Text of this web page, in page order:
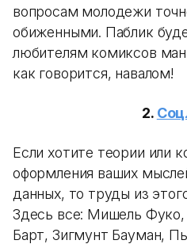
вопросам молодежи
обиженными. Паблик
любителям комиксов
как говорится, навалом!
2.
Если хотите теории или
оформления ваших
данных, то труды из
Здесь все: Мишель Фуко,
Барт, Зигмунт Бауман,